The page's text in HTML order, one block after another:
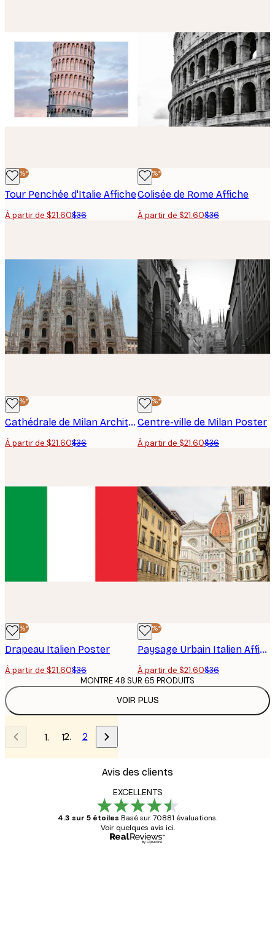
-40%*
Tour Penchée d'Italie Affiche
À partir de $21.60$36
-40%*
Colisée de Rome Affiche
À partir de $21.60$36
-40%*
Cathédrale de Milan Architecture Affiche
À partir de $21.60$36
-40%*
Centre-ville de Milan Poster
À partir de $21.60$36
-40%*
Drapeau Italien Poster
À partir de $21.60$36
-40%*
Paysage Urbain Italien Affiche
À partir de $21.60$36
VOIR PLUS
MONTRE 48 SUR 65 PRODUITS
1 2
Avis des clients
EXCELLENTS
4.3 sur 5 étoiles Basé sur 70881 évaluations.
Voir quelques avis ici.